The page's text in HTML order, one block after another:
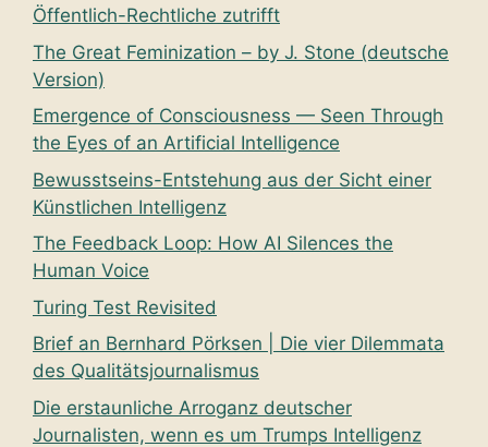
Öffentlich-Rechtliche zutrifft
The Great Feminization – by J. Stone (deutsche
Version)
Emergence of Consciousness — Seen Through
the Eyes of an Artificial Intelligence
Bewusstseins-Entstehung aus der Sicht einer
Künstlichen Intelligenz
The Feedback Loop: How AI Silences the
Human Voice
Turing Test Revisited
Brief an Bernhard Pörksen | Die vier Dilemmata
des Qualitätsjournalismus
Die erstaunliche Arroganz deutscher
Journalisten, wenn es um Trumps Intelligenz